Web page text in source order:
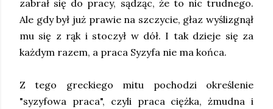
zabrał się do pracy, sądząc, że to nic trudnego.
Ale gdy był już prawie na szczycie, głaz wyślizgnął
mu się z rąk i stoczył w dół. I tak dzieje się za
każdym razem, a praca Syzyfa nie ma końca.
Z tego greckiego mitu pochodzi określenie
"syzyfowa praca", czyli praca ciężka, żmudna i